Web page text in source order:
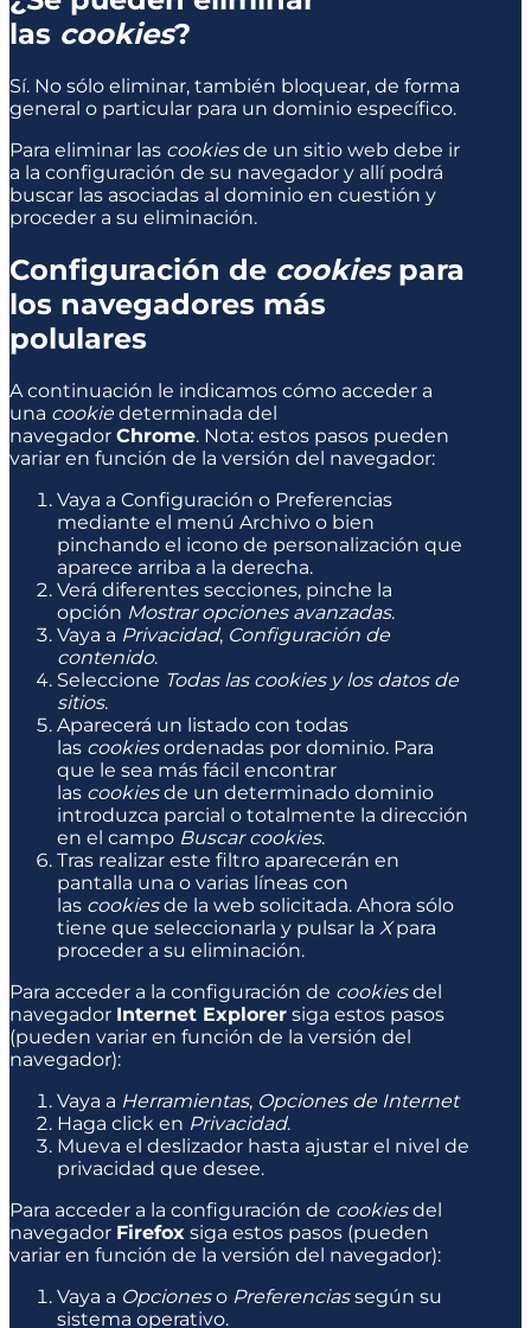
las cookies?
Sí. No sólo eliminar, también bloquear, de forma
general o particular para un dominio específico.
Para eliminar las cookiesde un sitio web debe ir
a la configuración de su navegador y allí podrá
buscar las asociadas al dominio en cuestión y
proceder a su eliminación.
Configuración de cookiespara
los navegadores más
polulares
A continuación le indicamos cómo acceder a
una cookiedeterminada del
navegador Chrome. Nota: estos pasos pueden
variar en función de la versión del navegador:
Vaya a Configuración o Preferencias
mediante el menú Archivo o bien
pinchando el icono de personalización que
aparece arriba a la derecha.
Verá diferentes secciones, pinche la
opción Mostrar opciones avanzadas.
Vaya a Privacidad, Configuración de
contenido.
Seleccione Todas las cookies y los datos de
sitios.
Aparecerá un listado con todas
las cookiesordenadas por dominio. Para
que le sea más fácil encontrar
las cookiesde un determinado dominio
introduzca parcial o totalmente la dirección
en el campo Buscar cookies.
Tras realizar este filtro aparecerán en
pantalla una o varias líneas con
las cookiesde la web solicitada. Ahora sólo
tiene que seleccionarla y pulsar la Xpara
proceder a su eliminación.
Para acceder a la configuración de cookiesdel
navegador Internet Explorer siga estos pasos
(pueden variar en función de la versión del
navegador):
Vaya a Herramientas, Opciones de Internet
Haga click en Privacidad.
Mueva el deslizador hasta ajustar el nivel de
privacidad que desee.
Para acceder a la configuración de cookiesdel
navegador Firefox siga estos pasos (pueden
variar en función de la versión del navegador):
Vaya a Opcioneso Preferenciassegún su
sistema operativo.